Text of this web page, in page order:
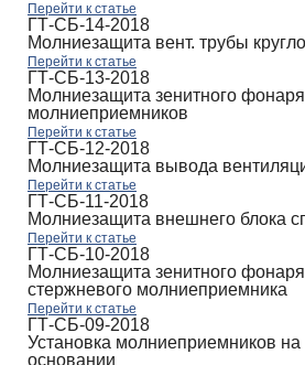
Перейти к статье
ГТ-СБ-14-2018
Молниезащита вент. трубы
Перейти к статье
ГТ-СБ-13-2018
Молниезащита зенитного
молниеприемников
Перейти к статье
ГТ-СБ-12-2018
Молниезащита вывода
Перейти к статье
ГТ-СБ-11-2018
Молниезащита внешнего блока
Перейти к статье
ГТ-СБ-10-2018
Молниезащита зенитного
стержневого молниеприемника
Перейти к статье
ГТ-СБ-09-2018
Установка молниеприемников на
основании